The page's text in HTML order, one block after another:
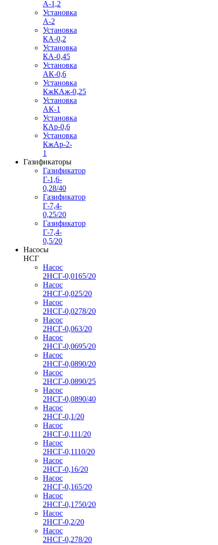
А-1,2
Установка
А-2
Установка
КА-0,2
Установка
КА-0,45
Установка
АК-0,6
Установка
КжКАж-0,25
Установка
АК-1
Установка
КАр-0,6
Установка
КжАр-2-
1
Газификаторы
Газификатор
Г-1,6-
0,28/40
Газификатор
Г-7,4-
0,25/20
Газификатор
Г-7,4-
0,5/20
Насосы
НСГ
Насос
2НСГ-0,0165/20
Насос
2НСГ-0,025/20
Насос
2НСГ-0,0278/20
Насос
2НСГ-0,063/20
Насос
2НСГ-0,0695/20
Насос
2НСГ-0,0890/20
Насос
2НСГ-0,0890/25
Насос
2НСГ-0,0890/40
Насос
2НСГ-0,1/20
Насос
2НСГ-0,111/20
Насос
2НСГ-0,1110/20
Насос
2НСГ-0,16/20
Насос
2НСГ-0,165/20
Насос
2НСГ-0,1750/20
Насос
2НСГ-0,2/20
Насос
2НСГ-0,278/20